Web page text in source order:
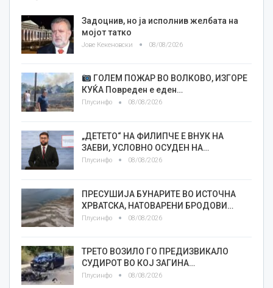
Задоцнив, но ја исполнив желбата на
мојот татко
Јове Кекеновски 08/08/2026
ГОЛЕМ ПОЖАР ВО ВОЛКОВО, ИЗГОРЕ
КУЌА Повреден е еден…
Плусинфо 08/08/2026
„ДЕТЕТО“ НА ФИЛИПЧЕ Е ВНУК НА
ЗАЕВИ, УСЛОВНО ОСУДЕН НА…
Плусинфо 08/08/2026
ПРЕСУШИЈА БУНАРИТЕ ВО ИСТОЧНА
ХРВАТСКА, НАТОВАРЕНИ БРОДОВИ…
Плусинфо 08/08/2026
ТРЕТО ВОЗИЛО ГО ПРЕДИЗВИКАЛО
СУДИРОТ ВО КОЈ ЗАГИНА…
Плусинфо 08/08/2026